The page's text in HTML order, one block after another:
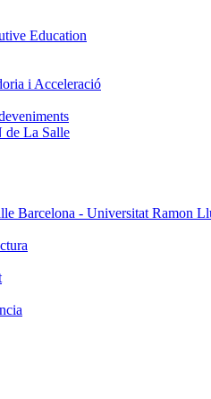
Education
i Acceleració
La Salle
Barcelona - Universitat Ramon